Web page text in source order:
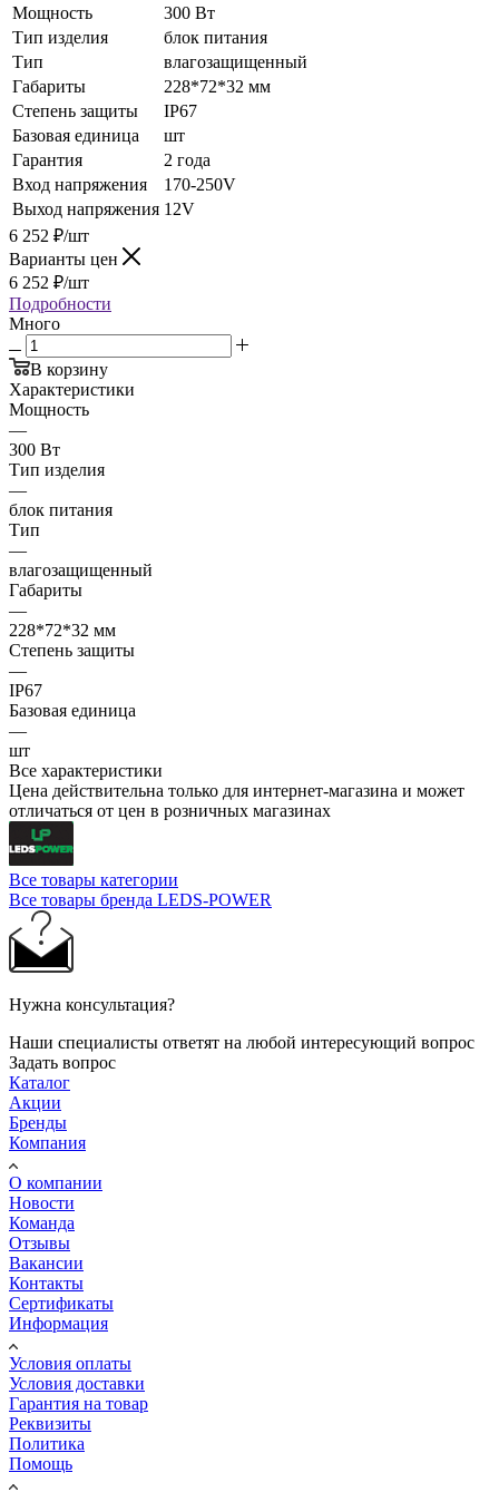
Мощность
300 Вт
Тип изделия
блок питания
Тип
влагозащищенный
Габариты
228*72*32 мм
Степень защиты
IP67
Базовая единица
шт
Гарантия
2 года
Вход напряжения
170-250V
Выход напряжения 12V
6 252 ₽/шт
Варианты цен
6 252 ₽/шт
Подробности
Много
В корзину
Характеристики
Мощность
—
300 Вт
Тип изделия
—
блок питания
Тип
—
влагозащищенный
Габариты
—
228*72*32 мм
Степень защиты
—
IP67
Базовая единица
—
шт
Все характеристики
Цена действительна только для интернет-магазина и может
отличаться от цен в розничных магазинах
Все товары категории
Все товары бренда LEDS-POWER
Нужна консультация?
Наши специалисты ответят на любой интересующий вопрос
Задать вопрос
Каталог
Акции
Бренды
Компания
О компании
Новости
Команда
Отзывы
Вакансии
Контакты
Сертификаты
Информация
Условия оплаты
Условия доставки
Гарантия на товар
Реквизиты
Политика
Помощь